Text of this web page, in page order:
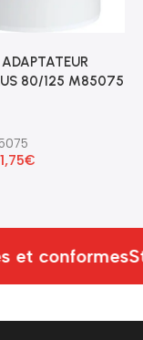
80/125 M85075
€
et conformes